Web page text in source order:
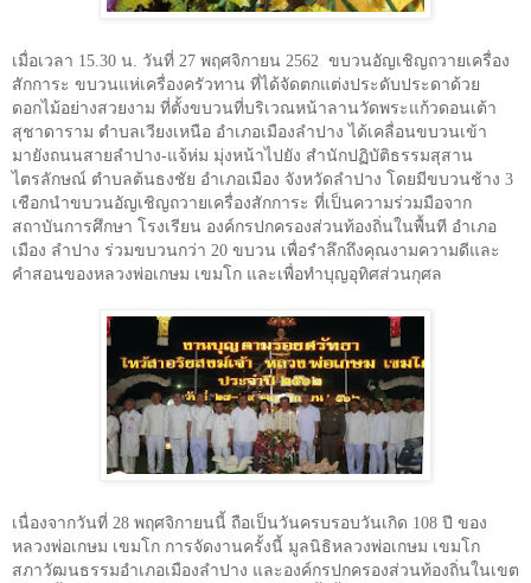
เมื่อเวลา 15.30 น. วันที่ 27 พฤศจิกายน 2562 ขบวนอัญเชิญถวายเครื่อง
สักการะ ขบวนแห่เครื่องครัวทาน ที่ได้จัดตกแต่งประดับประดาด้วย
ดอกไม้อย่างสวยงาม ที่ตั้งขบวนที่บริเวณหน้าลานวัดพระแก้วดอนเต้า
สุชาดาราม ตำบลเวียงเหนือ อำเภอเมืองลำปาง ได้เคลื่อนขบวนเข้า
มายังถนนสายลำปาง-แจ้ห่ม มุ่งหน้าไปยัง สำนักปฏิบัติธรรมสุสาน
ไตรลักษณ์ ตำบลต้นธงชัย อำเภอเมือง จังหวัดลำปาง โดยมีขบวนช้าง 3
เชือกนำขบวนอัญเชิญถวายเครื่องสักการะ ที่เป็นความร่วมมือจาก
สถาบันการศึกษา โรงเรียน องค์กรปกครองส่วนท้องถิ่นในพื้นที อำเภอ
เมือง ลำปาง ร่วมขบวนกว่า 20 ขบวน เพื่อรำลึกถึงคุณงามความดีและ
คำสอนของหลวงพ่อเกษม เขมโก และเพื่อทำบุญอุทิศส่วนกุศล
เนื่องจากวันที่ 28 พฤศจิกายนนี้ ถือเป็นวันครบรอบวันเกิด 108 ปี ของ
หลวงพ่อเกษม เขมโก การจัดงานครั้งนี้ มูลนิธิหลวงพ่อเกษม เขมโก
สภาวัฒนธรรมอำเภอเมืองลำปาง และองค์กรปกครองส่วนท้องถิ่นในเขต